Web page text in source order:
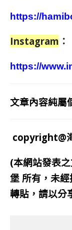
https://
Instagram ：
https://
文章內容純屬
copyright@
(本網站發表
堡 所有，未
轉貼，請以分